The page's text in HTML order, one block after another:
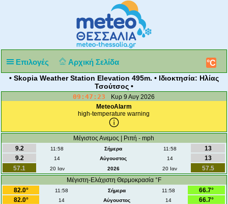
Επιλογές Αρχική Σελίδα °C
• Skopia Weather Station Elevation 495m. • Ιδιοκτησία: Ηλίας
Τσούτσος •
09:47:24
Κυρ 9 Αυγ 2026
MeteoAlarm
high-temperature warning
Μέγιστος Ανεμος | Ριπή - mph
9.2
11:58 Σήμερα 11:58
13
9.2
14 Αύγουστος 14
13
57.1
20 Ιαν 2026 20 Ιαν
57.5
Μέγιστη-Ελάχιστη Θερμοκρασία °F
82.0°
11:58 Σήμερα 11:58
66.7°
82.0°
14 Αύγουστος 14
66.7°